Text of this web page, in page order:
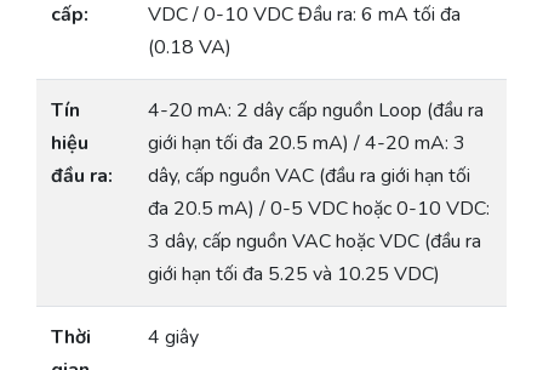
cấp:
VDC / 0-10 VDC Đầu ra: 6 mA tối đa
(0.18 VA)
Tín
hiệu
đầu ra:
4-20 mA: 2 dây cấp nguồn Loop (đầu ra
giới hạn tối đa 20.5 mA) / 4-20 mA: 3
dây, cấp nguồn VAC (đầu ra giới hạn tối
đa 20.5 mA) / 0-5 VDC hoặc 0-10 VDC:
3 dây, cấp nguồn VAC hoặc VDC (đầu ra
giới hạn tối đa 5.25 và 10.25 VDC)
Thời
4 giây